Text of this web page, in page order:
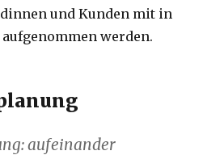
und Kunden mit in
werden.
aufeinander